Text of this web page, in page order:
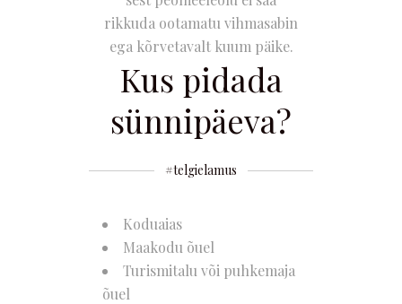
rikkuda ootamatu vihmasabin
ega kõrvetavalt kuum päike.
Kus pidada
sünnipäeva?
#telgielamus
Koduaias
Maakodu õuel
Turismitalu või puhkemaja
õuel